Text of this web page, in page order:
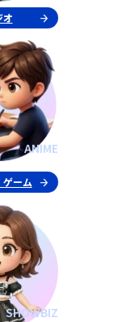
オ
ANIME
ーム
SHOWBIZ